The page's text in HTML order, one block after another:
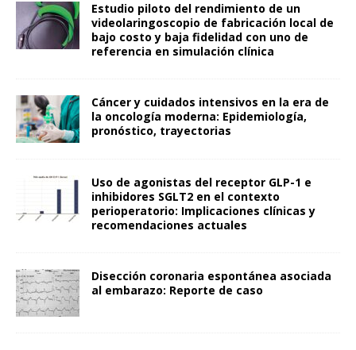
Estudio piloto del rendimiento de un
videolaringoscopio de fabricación local de
bajo costo y baja fidelidad con uno de
referencia en simulación clínica
Cáncer y cuidados intensivos en la era de
la oncología moderna: Epidemiología,
pronóstico, trayectorias
Uso de agonistas del receptor GLP-1 e
inhibidores SGLT2 en el contexto
perioperatorio: Implicaciones clínicas y
recomendaciones actuales
Disección coronaria espontánea asociada
al embarazo: Reporte de caso